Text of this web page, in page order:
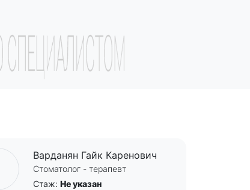
Варданян Гайк Каренович
Стоматолог - терапевт
Стаж: Не указан